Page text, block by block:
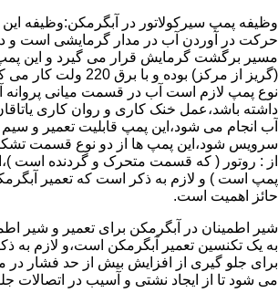
وظیفه پمپ سیرکولاتور در آبگرمکن:وظیفه
حرکت در آوردن آب در مدار گرمایشی است و
مسیر برگشت گرمایش قرار می گیرد و این پمپ
(گریز از مرکز) بوده و با
نوع پمپ لازم است آب در قسمت میانی
داشته باشد،عمل خنک کاری و روان کاری
آب انجام می شود،این پمپ قابلیت تعمیر و سیم
سرویس شود،این پمپ ها از دو نوع قسمت
از : روتور ( که قسمت متحرک و گردنده است
پمپ است ) و لازم به ذکر است که تعمیر
حائز اهمیت است.
شیر اطمینان در آبگرمکن برای تعمیر و شیر
به یک تکنسین تعمیر آبگرمکن است،و لازم به
برای جلو گیری از افزایش بیش از حد فشار در
می شود تا از ایجاد نشتی و آسیب در اتصالات